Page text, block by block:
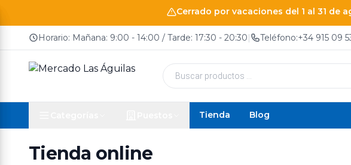
Cerrado por vacaciones del 1 al 31 de
Horario: Mañana: 9:00 - 14:00 / Tarde: 17:30 - 20:30| Teléfono:+34 915 09
Búsqueda
productos
Tienda Blog
Tienda online